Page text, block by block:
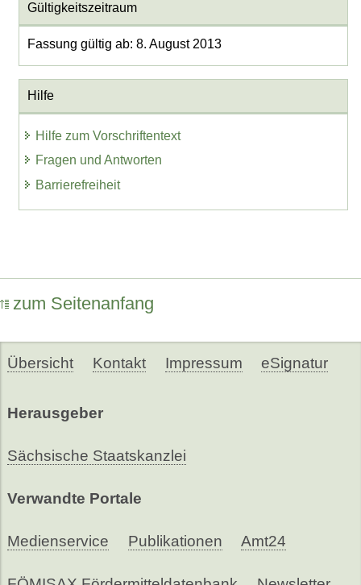
Gültigkeitszeitraum
Fassung gültig ab: 8. August 2013
Hilfe
Hilfe zum Vorschriftentext
Fragen und Antworten
Barrierefreiheit
zum Seitenanfang
Übersicht Kontakt Impressum eSignatur
Herausgeber
Sächsische Staatskanzlei
Verwandte Portale
Medienservice Publikationen Amt24